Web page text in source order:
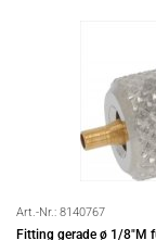
Art.-Nr.: 8140767
Fitting gerade ø 1/8"M